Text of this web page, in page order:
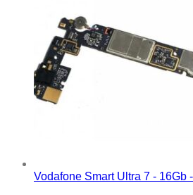
Vodafone Smart Ultra 7 - 16Gb